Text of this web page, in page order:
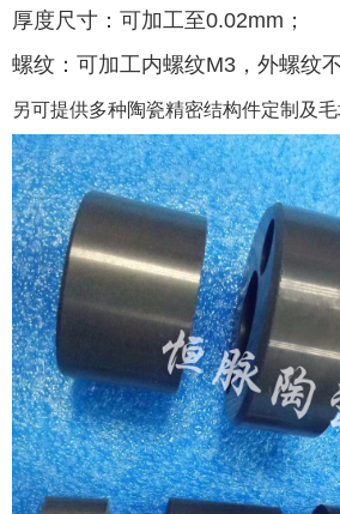
厚度尺寸：可加工至0.02mm ；
螺纹：可加工内螺纹M3 ，外螺纹
另可提供多种陶瓷精密结构件定制及毛